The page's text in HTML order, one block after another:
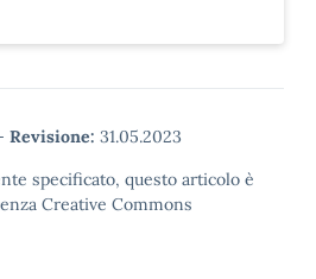
Revisione: 31.05.2023
specificato, questo articolo è
Creative Commons